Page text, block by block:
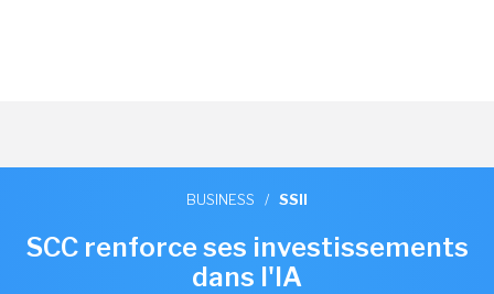
BUSINESS / SSII
SCC renforce ses investissements
dans l'IA